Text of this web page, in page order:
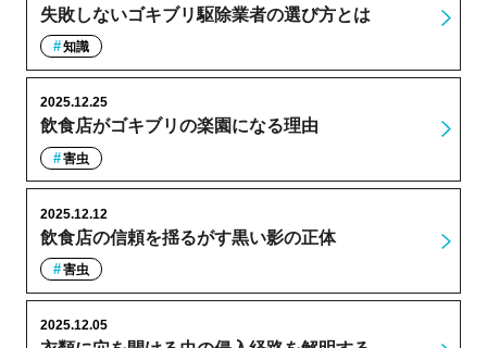
失敗しないゴキブリ駆除業者の選び方とは
知識
飲食店がゴキブリの楽園になる理由
2025.12.25
害虫
飲食店の信頼を揺るがす黒い影の正体
2025.12.12
害虫
2025.12.05